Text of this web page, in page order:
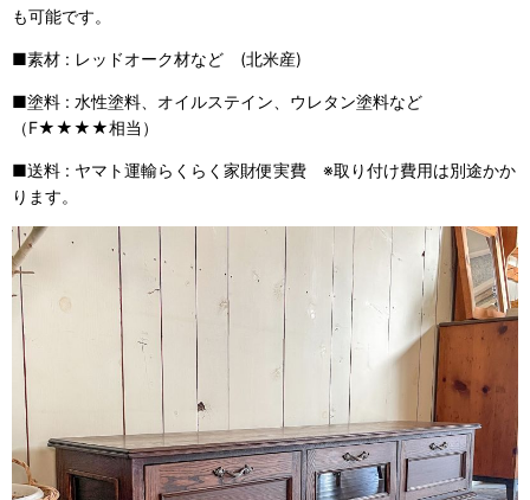
も可能です。
■素材 : レッドオーク材など (北米産)
■塗料 : 水性塗料、オイルステイン、ウレタン塗料など
（F★★★★相当）
■送料 : ヤマト運輸らくらく家財便実費 ※取り付け費用は別途かか
ります。